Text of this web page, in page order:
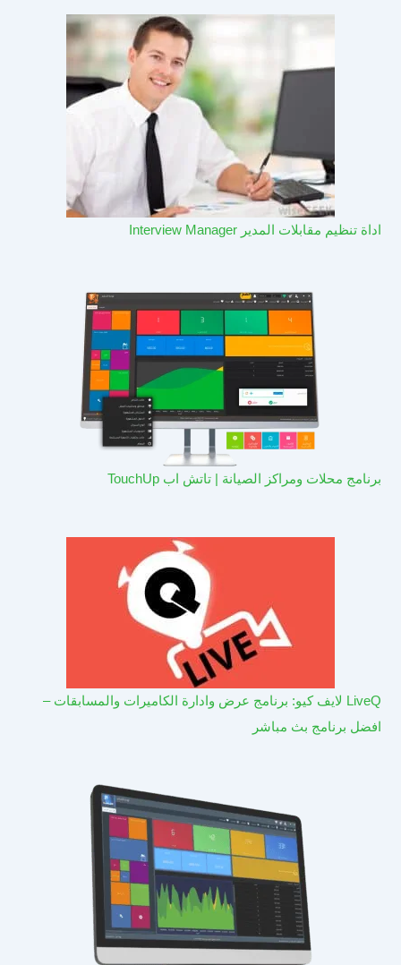
اداة تنظيم مقابلات المدير Interview Manager
برنامج محلات ومراكز الصيانة | تاتش اب TouchUp
LiveQ لايف كيو: برنامج عرض وادارة الكاميرات والمسابقات –
افضل برنامج بث مباشر